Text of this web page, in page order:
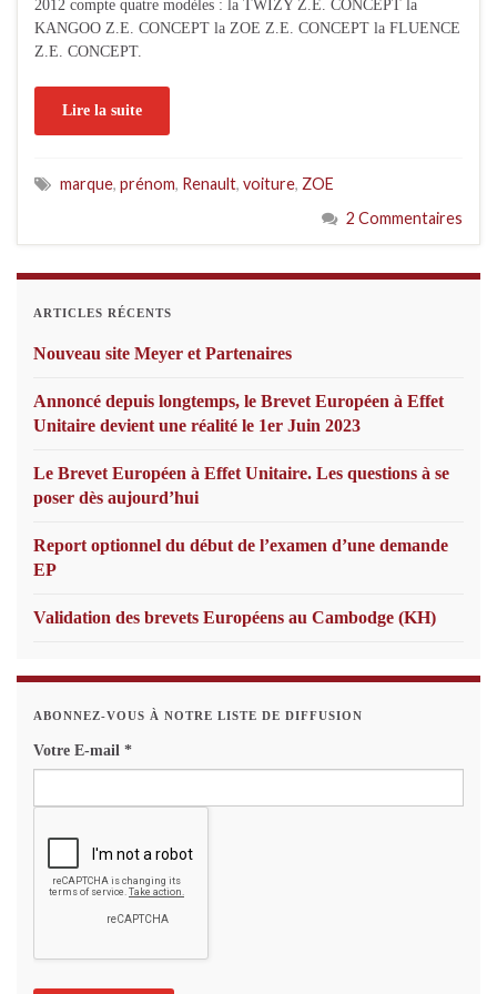
2012 compte quatre modèles : la TWIZY Z.E. CONCEPT la
KANGOO Z.E. CONCEPT la ZOE Z.E. CONCEPT la FLUENCE
Z.E. CONCEPT.
Lire la suite
marque, prénom, Renault, voiture, ZOE
2 Commentaires
ARTICLES RÉCENTS
Nouveau site Meyer et Partenaires
Annoncé depuis longtemps, le Brevet Européen à Effet
Unitaire devient une réalité le 1er Juin 2023
Le Brevet Européen à Effet Unitaire. Les questions à se
poser dès aujourd’hui
Report optionnel du début de l’examen d’une demande
EP
Validation des brevets Européens au Cambodge (KH)
ABONNEZ-VOUS À NOTRE LISTE DE DIFFUSION
Votre E-mail *